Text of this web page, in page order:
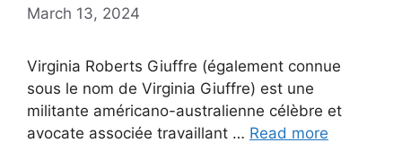
March 13, 2024
Virginia Roberts Giuffre (également connue
sous le nom de Virginia Giuffre) est une
militante américano-australienne célèbre et
avocate associée travaillant … Read more